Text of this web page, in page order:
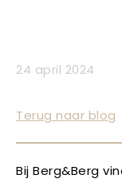
24 april 2024
Terug naar blog
Bij Berg&Berg